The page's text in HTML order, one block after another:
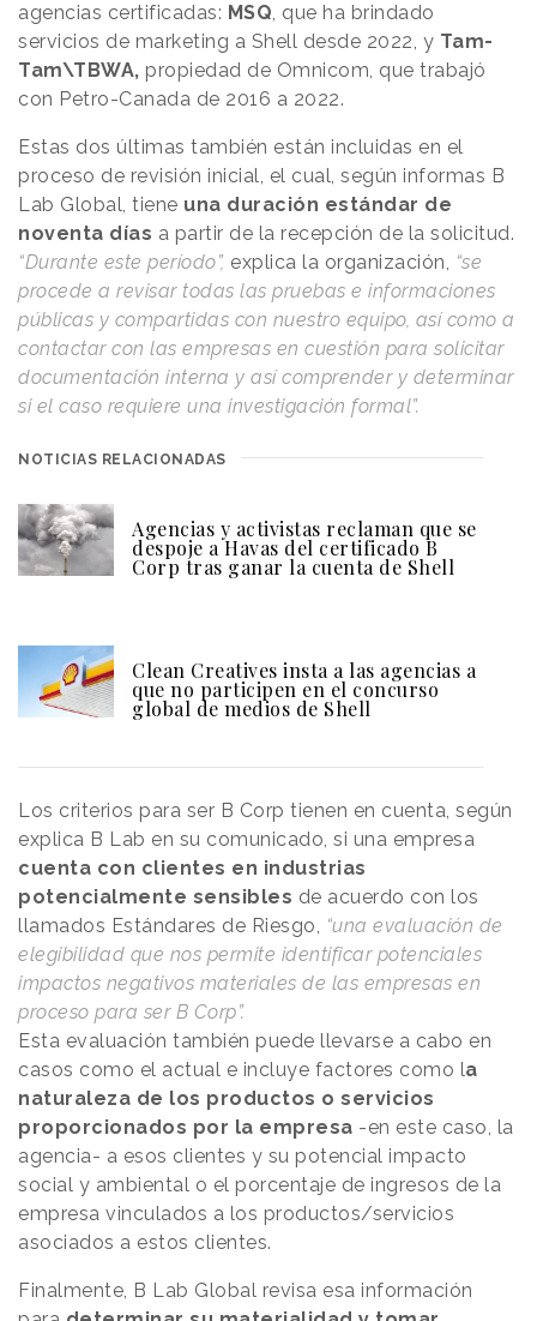
agencias certificadas: MSQ, que ha brindado
servicios de marketing a Shell desde 2022, y Tam-
Tam\TBWA, propiedad de Omnicom, que trabajó
con Petro-Canada de 2016 a 2022.
Estas dos últimas también están incluidas en el
proceso de revisión inicial, el cual, según informas B
Lab Global, tiene una duración estándar de
noventa días a partir de la recepción de la solicitud.
“Durante este período”, explica la organización, “se
procede a revisar todas las pruebas e informaciones
públicas y compartidas con nuestro equipo, así como a
contactar con las empresas en cuestión para solicitar
documentación interna y así comprender y determinar
si el caso requiere una investigación formal”.
NOTICIAS RELACIONADAS
Agencias y activistas reclaman que se
despoje a Havas del certificado B
Corp tras ganar la cuenta de Shell
Clean Creatives insta a las agencias a
que no participen en el concurso
global de medios de Shell
Los criterios para ser B Corp tienen en cuenta, según
explica B Lab en su comunicado, si una empresa
cuenta con clientes en industrias
potencialmente sensibles de acuerdo con los
llamados Estándares de Riesgo, “una evaluación de
elegibilidad que nos permite identificar potenciales
impactos negativos materiales de las empresas en
proceso para ser B Corp”.
Esta evaluación también puede llevarse a cabo en
casos como el actual e incluye factores como la
naturaleza de los productos o servicios
proporcionados por la empresa -en este caso, la
agencia- a esos clientes y su potencial impacto
social y ambiental o el porcentaje de ingresos de la
empresa vinculados a los productos/servicios
asociados a estos clientes.
Finalmente, B Lab Global revisa esa información